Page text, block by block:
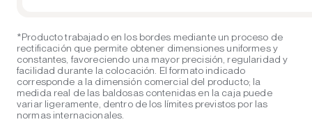
*Producto trabajado en los bordes mediante un proceso de
rectificación que permite obtener dimensiones uniformes y
constantes, favoreciendo una mayor precisión, regularidad y
facilidad durante la colocación. El formato indicado
corresponde a la dimensión comercial del producto; la
medida real de las baldosas contenidas en la caja puede
variar ligeramente, dentro de los límites previstos por las
normas internacionales.